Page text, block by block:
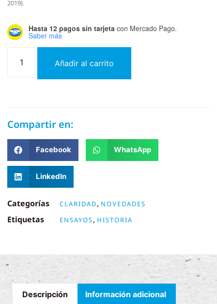
2019).
Hasta 12 pagos sin tarjeta con Mercado Pago.
Saber más
Añadir al carrito
Compartir en:
Facebook WhatsApp
LinkedIn
Categorías CLARIDAD, NOVEDADES
Etiquetas ENSAYOS, HISTORIA
Descripción Información adicional